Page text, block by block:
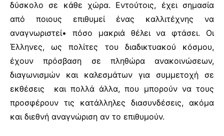
δύσκολο σε κάθε χώρα. Εντούτοις, έχει σημασία
από ποιους επιθυμεί ένας καλλιτέχνης να
αναγνωριστεί• πόσο μακριά θέλει να φτάσει. Οι
Έλληνες, ως πολίτες του διαδικτυακού κόσμου,
έχουν πρόσβαση σε πληθώρα ανακοινώσεων,
διαγωνισμών και καλεσμάτων για συμμετοχή σε
εκθέσεις και πολλά άλλα, που μπορούν να τους
προσφέρουν τις κατάλληλες διασυνδέσεις, ακόμα
και διεθνή αναγνώριση αν το επιθυμούν.